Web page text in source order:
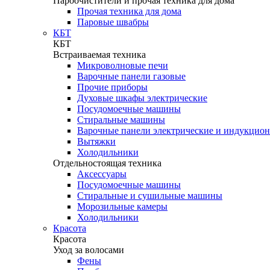
Прочая техника для дома
Паровые швабры
КБТ
КБТ
Встраиваемая техника
Микроволновые печи
Варочные панели газовые
Прочие приборы
Духовые шкафы электрические
Посудомоечные машины
Стиральные машины
Варочные панели электрические и
Вытяжки
Холодильники
Отдельностоящая техника
Аксессуары
Посудомоечные машины
Стиральные и сушильные машины
Морозильные камеры
Холодильники
Красота
Красота
Уход за волосами
Фены